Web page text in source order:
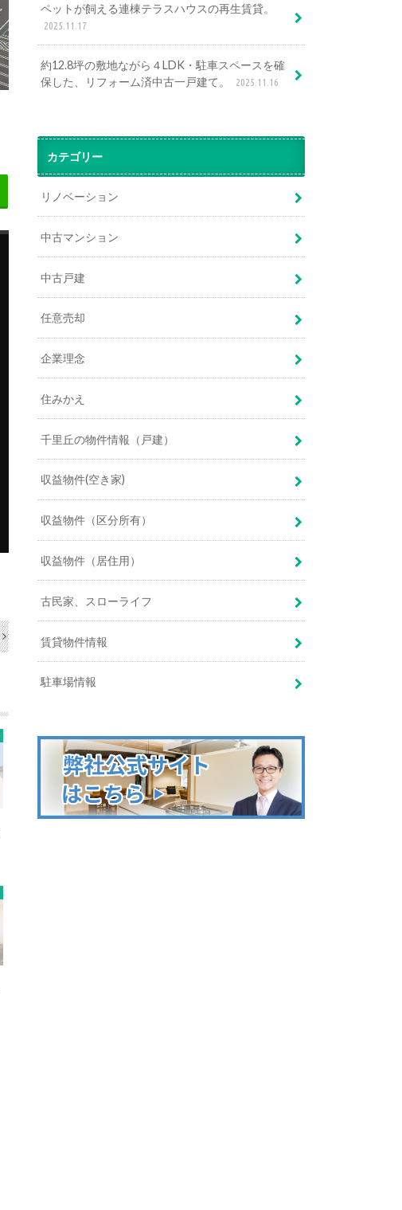
ペットが飼える連棟テラスハウスの再生賃貸。
2025.11.17
約12.8坪の敷地ながら４LDK・駐車スペースを確
保した、リフォーム済中古一戸建て。
2025.11.16
カテゴリー
リノベーション
中古マンション
中古戸建
任意売却
企業理念
住みかえ
千里丘の物件情報（戸建）
収益物件(空き家)
収益物件（区分所有）
収益物件（居住用）
古民家、スローライフ
賃貸物件情報
駐車場情報